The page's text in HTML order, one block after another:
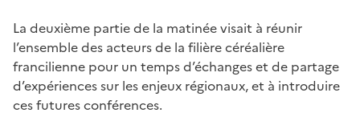
La deuxième partie de la matinée visait à réunir
l’ensemble des acteurs de la filière céréalière
francilienne pour un temps d’échanges et de partage
d’expériences sur les enjeux régionaux, et à introduire
ces futures conférences.